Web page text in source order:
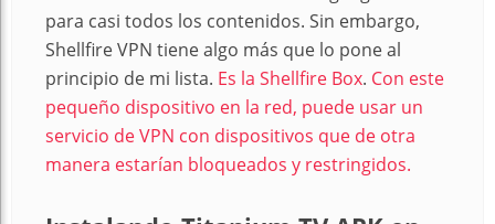
para casi todos los contenidos. Sin embargo,
Shellfire VPN tiene algo más que lo pone al
principio de mi lista. Es la Shellfire Box. Con este
pequeño dispositivo en la red, puede usar un
servicio de VPN con dispositivos que de otra
manera estarían bloqueados y restringidos.